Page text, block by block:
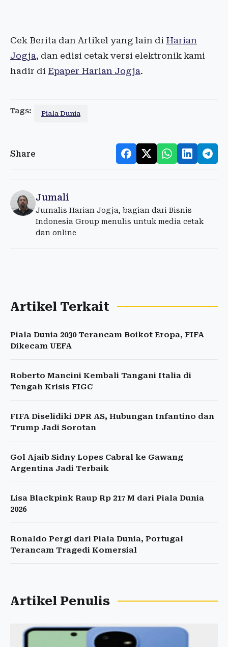
Cek Berita dan Artikel yang lain di Harian
Jogja, dan edisi cetak versi elektronik kami
hadir di Epaper Harian Jogja.
Tags: Piala Dunia
Share
Jumali
Jurnalis Harian Jogja, bagian dari Bisnis
Indonesia Group menulis untuk media cetak
dan online
Artikel Terkait
Piala Dunia 2030 Terancam Boikot Eropa, FIFA
Dikecam UEFA
Roberto Mancini Kembali Tangani Italia di
Tengah Krisis FIGC
FIFA Diselidiki DPR AS, Hubungan Infantino dan
Trump Jadi Sorotan
Gol Ajaib Sidny Lopes Cabral ke Gawang
Argentina Jadi Terbaik
Lisa Blackpink Raup Rp 217 M dari Piala Dunia
2026
Ronaldo Pergi dari Piala Dunia, Portugal
Terancam Tragedi Komersial
Artikel Penulis